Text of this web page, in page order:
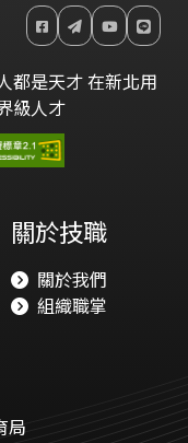
都是天才 在新北用
級人才
關於技職
關於我們
組織職掌
局